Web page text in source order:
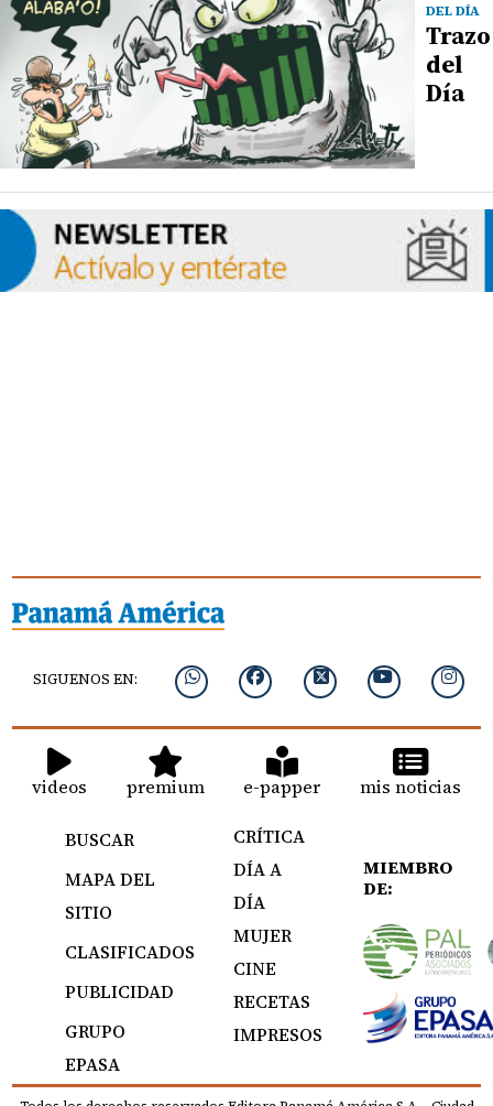
DEL DÍA
Trazo
del
Día
SIGUENOS EN:
videos premium e-papper mis noticias
BUSCAR
MAPA DEL
SITIO
CLASIFICADOS
PUBLICIDAD
GRUPO
EPASA
CRÍTICA
DÍA A
DÍA
MUJER
CINE
RECETAS
IMPRESOS
MIEMBRO
DE: